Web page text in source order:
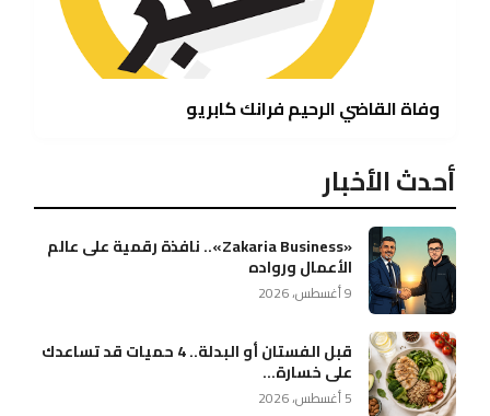
وفاة القاضي الرحيم فرانك كابريو
أحدث الأخبار
«Zakaria Business».. نافذة رقمية على عالم
الأعمال ورواده
9 أغسطس، 2026
قبل الفستان أو البدلة.. 4 حميات قد تساعدك
على خسارة...
5 أغسطس، 2026